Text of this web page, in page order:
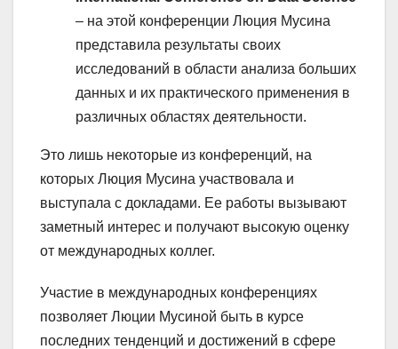
– на этой конференции Люция Мусина
представила результаты своих
исследований в области анализа больших
данных и их практического применения в
различных областях деятельности.
Это лишь некоторые из конференций, на
которых Люция Мусина участвовала и
выступала с докладами. Ее работы вызывают
заметный интерес и получают высокую оценку
от международных коллег.
Участие в международных конференциях
позволяет Люции Мусиной быть в курсе
последних тенденций и достижений в сфере